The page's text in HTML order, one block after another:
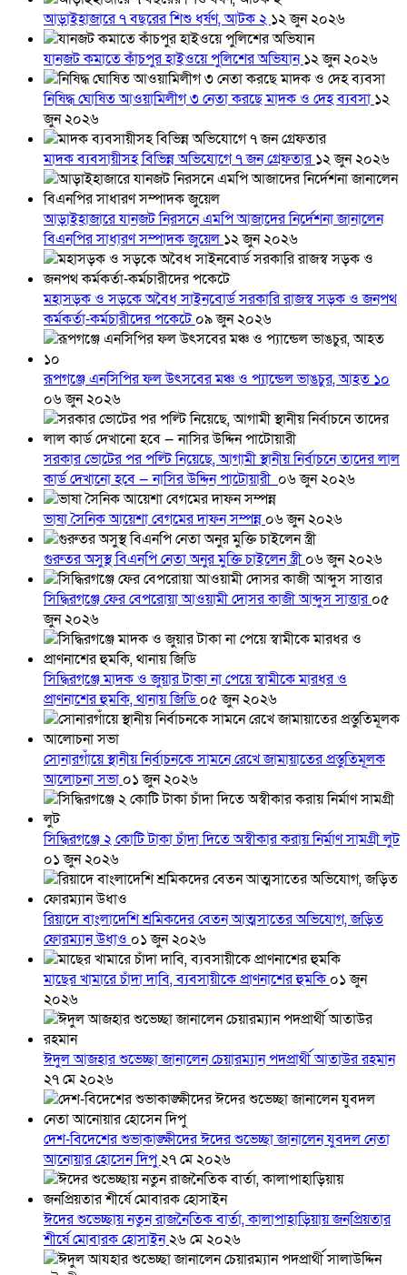
আড়াইহাজারে ৭ বছরের শিশু ধর্ষণ, আটক ২ ১২ জুন ২০২৬
যানজট কমাতে কাঁচপুর হাইওয়ে পুলিশের অভিযান১২ জুন ২০২৬
নিষিদ্ধ ঘোষিত আওয়ামিলীগ ৩ নেতা করছে মাদক ও দেহ ব্যবসা ১২
জুন ২০২৬
মাদক ব্যবসায়ীসহ বিভিন্ন অভিযোগে ৭ জন গ্রেফতার১২ জুন ২০২৬
আড়াইহাজারে যানজট নিরসনে এমপি আজাদের নির্দেশনা জানালেন
বিএনপির সাধারণ সম্পাদক জুয়েল ১২ জুন ২০২৬
মহাসড়ক ও সড়কে অবৈধ সাইনবোর্ড সরকারি রাজস্ব সড়ক ও জনপথ
কর্মকর্তা-কর্মচারীদের পকেটে০৯ জুন ২০২৬
রূপগঞ্জে এনসিপির ফল উৎসবের মঞ্চ ও প্যান্ডেল ভাঙচুর, আহত ১০
০৬ জুন ২০২৬
সরকার ভোটের পর পল্টি নিয়েছে, আগামী স্থানীয় নির্বাচনে তাদের লাল
কার্ড দেখানো হবে — নাসির উদ্দিন পাটোয়ারী ০৬ জুন ২০২৬
ভাষা সৈনিক আয়েশা বেগমের দাফন সম্পন্ন ০৬ জুন ২০২৬
গুরুতর অসুস্থ বিএনপি নেতা অনুর মুক্তি চাইলেন স্ত্রী০৬ জুন ২০২৬
সিদ্ধিরগঞ্জে ফের বেপরোয়া আওয়ামী দোসর কাজী আব্দুস সাত্তার০৫
জুন ২০২৬
সিদ্ধিরগঞ্জে মাদক ও জুয়ার টাকা না পেয়ে স্বামীকে মারধর ও
প্রাণনাশের হুমকি, থানায় জিডি০৫ জুন ২০২৬
সোনারগাঁয়ে স্থানীয় নির্বাচনকে সামনে রেখে জামায়াতের প্রস্তুতিমূলক
আলোচনা সভা ০১ জুন ২০২৬
সিদ্ধিরগঞ্জে ২ কোটি টাকা চাঁদা দিতে অস্বীকার করায় নির্মাণ সামগ্রী লুট
০১ জুন ২০২৬
রিয়াদে বাংলাদেশি শ্রমিকদের বেতন আত্মসাতের অভিযোগ, জড়িত
ফোরম্যান উধাও ০১ জুন ২০২৬
মাছের খামারে চাঁদা দাবি, ব্যবসায়ীকে প্রাণনাশের হুমকি ০১ জুন
২০২৬
ঈদুল আজহার শুভেচ্ছা জানালেন চেয়ারম্যান পদপ্রার্থী আতাউর রহমান
২৭ মে ২০২৬
দেশ-বিদেশের শুভাকাঙ্ক্ষীদের ঈদের শুভেচ্ছা জানালেন যুবদল নেতা
আনোয়ার হোসেন দিপু২৭ মে ২০২৬
ঈদের শুভেচ্ছায় নতুন রাজনৈতিক বার্তা, কালাপাহাড়িয়ায় জনপ্রিয়তার
শীর্ষে মোবারক হোসাইন২৬ মে ২০২৬